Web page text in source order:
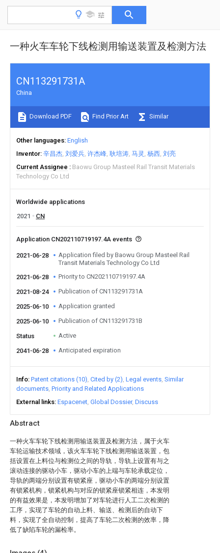
一种火车车轮下线检测用输送装置及检测方法
Abstract
一种火车车轮下线检测用输送装置及检测方法，属于火车
车轮运输技术领域，该火车车轮下线检测用输送装置，包
括设置在上料位与检测位之间的导轨，导轨上设置有与之
滚动连接的驱动小车，驱动小车的上端与车轮承载定位，
导轨的两端分别设置有锁紧座，驱动小车的两端分别设置
有锁紧机构，锁紧机构与对应的锁紧座锁紧相连，本发明
的有益效果是，本发明增加了对车轮进行人工二次检测的
工序，实现了车轮的自动上料、输送、检测后的自动下
料，实现了全自动控制，提高了车轮二次检测的效率，降
低了缺陷车轮的漏检率。
CN113291731A
China
Download PDF Find Prior Art Similar
Other languages English
Inventor 辛昌杰 刘爱兵 许杰峰 耿培涛 马灵 杨西 刘亮
Current Assignee
Baowu Group Masteel Rail Transit Materials
Technology Co Ltd
Worldwide applications
2021
CN
Application CN202110719197.4A events
2021-06-28
Application filed by Baowu Group Masteel Rail
Transit Materials Technology Co Ltd
2021-06-28
Priority to CN202110719197.4A
2021-08-24 Publication of CN113291731A
2025-06-10 Application granted
2025-06-10 Publication of CN113291731B
Status Active
2041-06-28 Anticipated expiration
Info Patent citations (10) Cited by (2) Legal events Similar
documents Priority and Related Applications
External links Espacenet Global Dossier Discuss